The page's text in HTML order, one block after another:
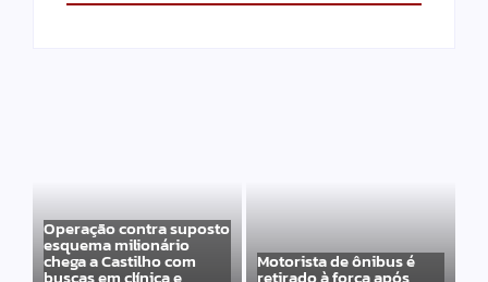
Operação contra suposto
esquema milionário
chega a Castilho com Motorista de ônibus é